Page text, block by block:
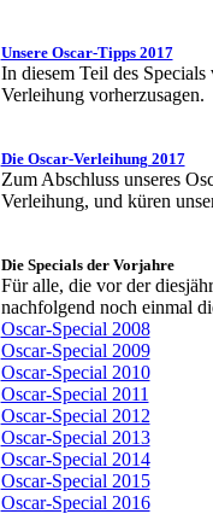
Unsere Oscar-Tipps 2017
In diesem Teil des
Verleihung vorherzusagen.
Die Oscar-Verleihung 2017
Zum Abschluss unseres
Verleihung, und küren
Die Specials der Vorjahre
Für alle, die vor der
nachfolgend noch einmal
Oscar-Special 2008
Oscar-Special 2009
Oscar-Special 2010
Oscar-Special 2011
Oscar-Special 2012
Oscar-Special 2013
Oscar-Special 2014
Oscar-Special 2015
Oscar-Special 2016